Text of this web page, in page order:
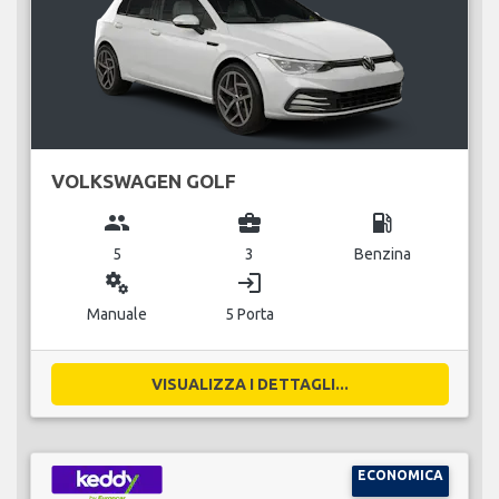
VOLKSWAGEN GOLF
group
5
business_center
3
local_gas_station
Benzina
miscellaneous_services
Manuale
login
5 Porta
VISUALIZZA I DETTAGLI...
ECONOMICA